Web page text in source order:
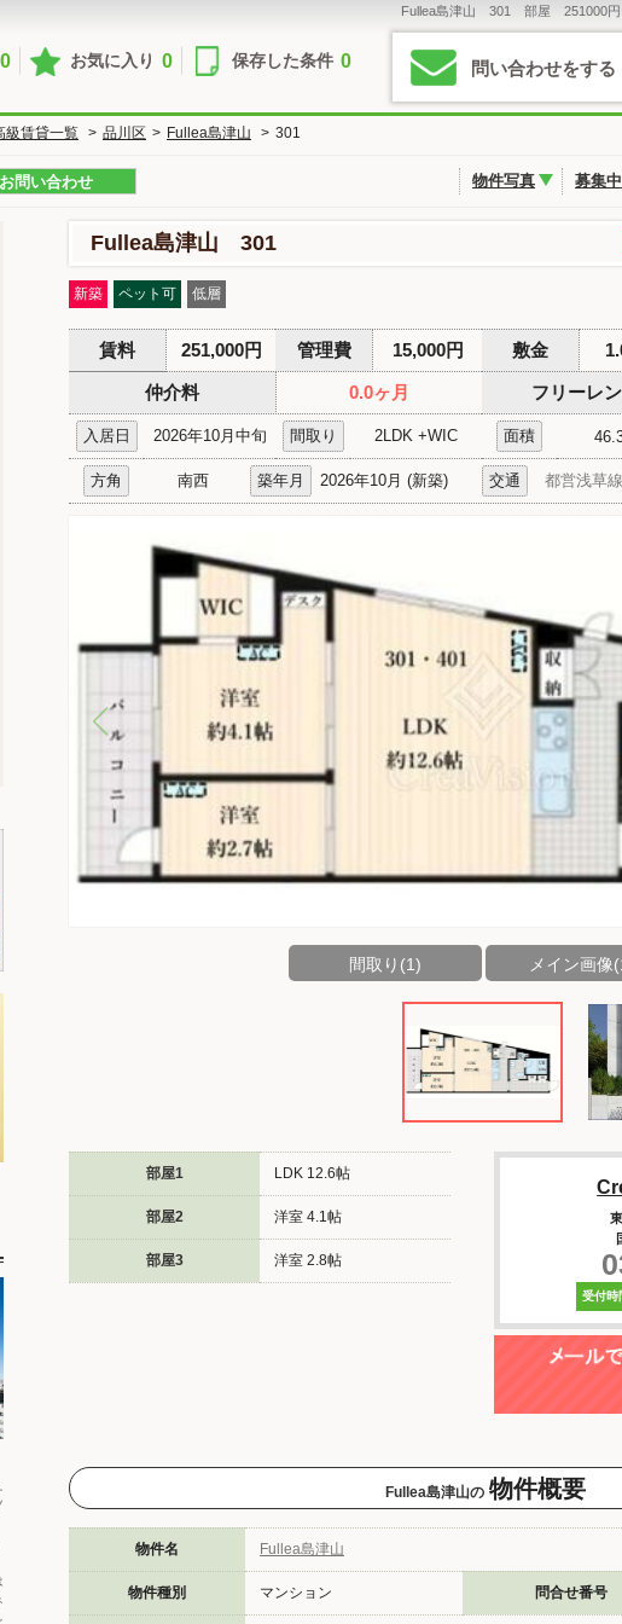
Fullea島津山 301 部屋 251000円
0 お気に入り 0 保存した条件 0 問い合わせをする
級賃貸一覧 > 品川区 > Fullea島津山 > 301
お問い合わせ 物件写真 募集
Fullea島津山 301
新築 ペット可 低層
賃料 251,000円 管理費 15,000円 敷金
仲介料 0.0ヶ月 フリーレ
入居日 2026年10月中旬 間取り 2LDK +WIC 面積
方角 南西 築年月 2026年10月 (新築) 交通 都営浅草線
間取り(1) メイン画像
部屋1 LDK 12.6帖
部屋2 洋室 4.1帖
部屋3 洋室 2.8帖
受付時
Fullea島津山の 物件概要
物件名 Fullea島津山
物件種別 マンション 問合せ番号